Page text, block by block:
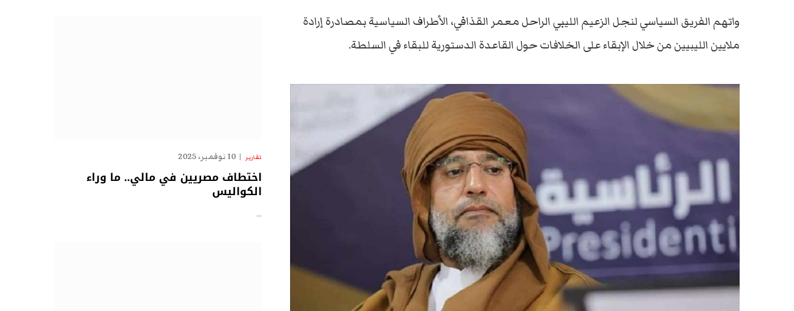
واتهم الفريق السياسي لنجل الزعيم الليبي الراحل معمر القذافي، الأطراف السياسية بمصادرة إرادة
ملايين الليبيين من خلال الإبقاء على الخلافات حول القاعدة الدستورية للبقاء في السلطة.
تقارير 10 نوفمبر، 2025
اختطاف مصريين في مالي.. ما وراء
الكواليس
…